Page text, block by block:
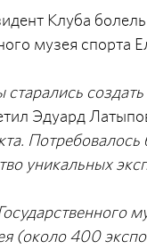
Клуба
музея
создать
Эдуард
Потребовалось
уникальных
(около 400